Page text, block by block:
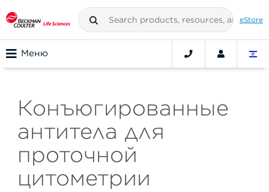
eStore
Меню
Конъюгированные
антитела для
проточной
цитометрии